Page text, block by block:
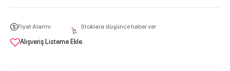
Fiyat Alarmı Stoklara düşünce haber ver
Alışveriş Listeme Ekle